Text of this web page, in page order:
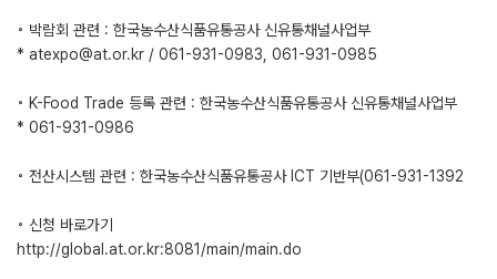
◦ 박람회 관련 : 한국농수산식품유통공사 신유통채널사업부
* atexpo@at.or.kr / 061-931-0983, 061-931-0985
◦ K-Food Trade 등록 관련 : 한국농수산식품유통공사 신유통채널사업부
* 061-931-0986
◦ 전산시스템 관련 : 한국농수산식품유통공사 ICT 기반부(061-931-1392
◦ 신청 바로가기
http://global.at.or.kr:8081/main/main.do